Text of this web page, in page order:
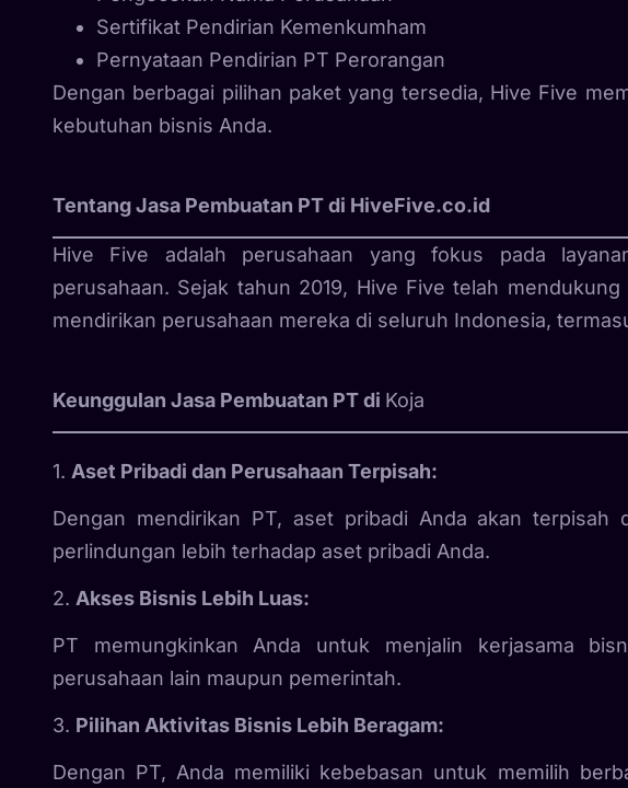
Sertifikat Pendirian Kemenkumham
Pernyataan Pendirian PT Perorangan
Dengan berbagai pilihan paket yang tersedia, Hive Five
kebutuhan bisnis Anda.
Tentang Jasa Pembuatan PT di HiveFive.co.id
Hive Five adalah perusahaan yang fokus pada
perusahaan. Sejak tahun 2019, Hive Five telah
mendirikan perusahaan mereka di seluruh Indonesia,
Keunggulan Jasa Pembuatan PT di Koja
1. Aset Pribadi dan Perusahaan Terpisah:
Dengan mendirikan PT, aset pribadi Anda akan terpisah
perlindungan lebih terhadap aset pribadi Anda.
2. Akses Bisnis Lebih Luas:
PT memungkinkan Anda untuk menjalin kerjasama
perusahaan lain maupun pemerintah.
3. Pilihan Aktivitas Bisnis Lebih Beragam:
Dengan PT, Anda memiliki kebebasan untuk memilih